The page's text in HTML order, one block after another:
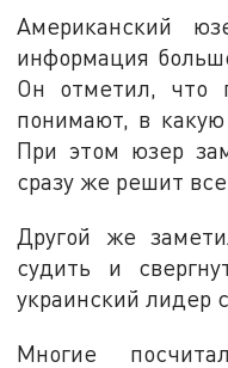
Американский
информация
Он отметил, что
понимают, в какую
При этом юзер
сразу же решит
Другой же
судить и
украинский лидер
Многие